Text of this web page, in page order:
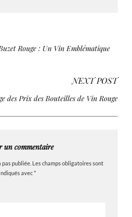
Rouge : Un Vin Emblématique
NEXT POST
des Prix des Bouteilles de Vin Rouge
un commentaire
publiée. Les champs obligatoires sont
avec*